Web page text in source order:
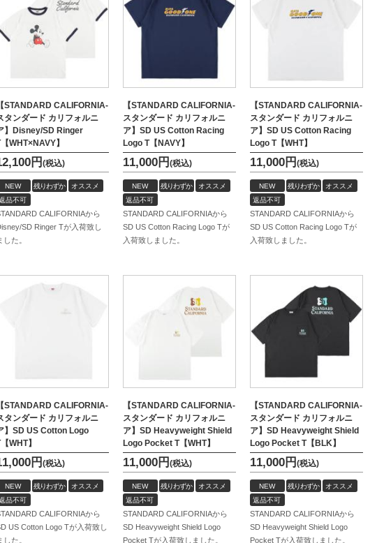
STANDARD CALIFORNIA-
タンダード カリフォルニ
】Disney/SD Ringer
WHT×NAVY】
円 (税込)
NEW 残りわずか
オススメ
品不可
CALIFORNIAから
SD Ringer Tが入荷致し
した。
【STANDARD CALIFORNIA-
スタンダード カリフォルニ
ア】SD US Cotton Racing
Logo T【NAVY】
11,000円 (税込)
NEW 残りわずか
オススメ
返品不可
STANDARD CALIFORNIAから
SD US Cotton Racing Logo Tが
入荷致しました。
【STANDARD CALIFORNIA-
スタンダード カリフォルニ
ア】SD US Cotton Racing
Logo T【WHT】
11,000円 (税込)
NEW 残りわずか
オススメ
返品不可
STANDARD CALIFORNIAから
SD US Cotton Racing Logo Tが
入荷致しました。
STANDARD CALIFORNIA-
タンダード カリフォルニ
】SD US Cotton Logo
WHT】
円 (税込)
NEW 残りわずか
オススメ
品不可
CALIFORNIAから
US Cotton Logo Tが入荷致し
した。
【STANDARD CALIFORNIA-
スタンダード カリフォルニ
ア】SD Heavyweight Shield
Logo Pocket T【WHT】
11,000円 (税込)
NEW 残りわずか
オススメ
返品不可
STANDARD CALIFORNIAから
SD Heavyweight Shield Logo
Pocket Tが入荷致しました。
【STANDARD CALIFORNIA-
スタンダード カリフォルニ
ア】SD Heavyweight Shield
Logo Pocket T【BLK】
11,000円 (税込)
NEW 残りわずか
オススメ
返品不可
STANDARD CALIFORNIAから
SD Heavyweight Shield Logo
Pocket Tが入荷致しました。